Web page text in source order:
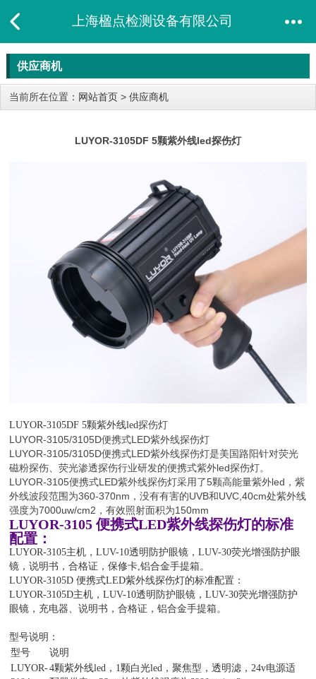
上海楹点检测设备有限公司
供应商机
当前所在位置： 网站首页 > 供应商机
LUYOR-3105DF 5颗紫外线led​​探伤灯​
LUYOR-3105DF5颗紫外线led探伤灯
LUYOR-3105/3105D便携式LED紫外线探伤灯
LUYOR-3105/3105D便携式LED紫外线探伤灯是美国路阳针对荧光
磁粉探伤、荧光渗透探伤行业研发的便携式紫外led探伤灯。
LUYOR-3105便携式LED紫外线探伤灯采用了5颗高能量紫外led，紫
外线波段范围为360-370nm，没有有害的UVB和UVC,40cm处紫外线
强度为7000uw/cm2，有效照射面积为150mm
LUYOR-3105 便携式LED紫外线探伤灯的标准
配置：
LUYOR-3105主机，LUV-10透明防护眼镜，LUV-30荧光增强防护眼
镜，说明书，合格证，保修卡,铝合金手提箱。
LUYOR-3105D 便携式LED紫外线探伤灯的标准配置：
LUYOR-3105D主机，LUV-10透明防护眼镜，LUV-30荧光增强防护
眼镜，充电器、说明书，合格证，铝合金手提箱。
型号说明：
型号
说明
LUYOR-4颗紫外线led，1颗白光led，聚焦型，透明滤，24v电源适